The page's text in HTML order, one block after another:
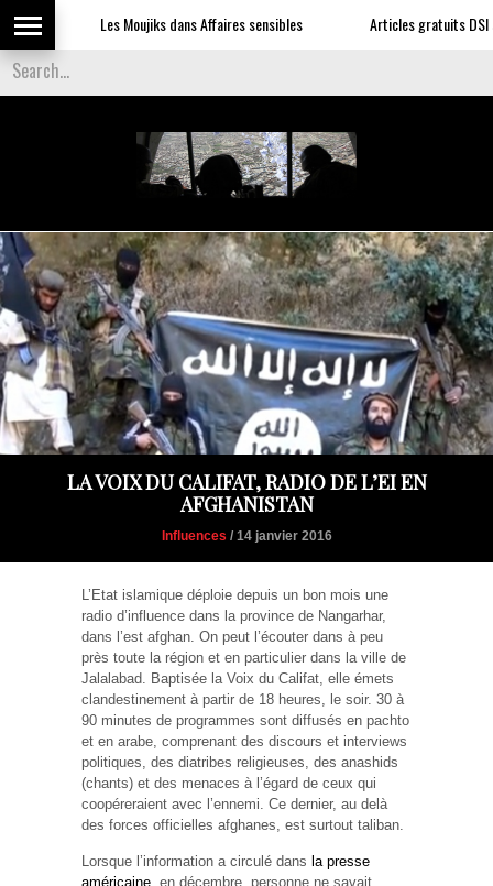
Les Moujiks dans Affaires sensibles Articles gratuits DSI sur
LA VOIX DU CALIFAT, RADIO DE L’EI EN
AFGHANISTAN
Influences / 14 janvier 2016
L’Etat islamique déploie depuis un bon mois une
radio d’influence dans la province de Nangarhar,
dans l’est afghan. On peut l’écouter dans à peu
près toute la région et en particulier dans la ville de
Jalalabad. Baptisée la Voix du Califat, elle émets
clandestinement à partir de 18 heures, le soir. 30 à
90 minutes de programmes sont diffusés en pachto
et en arabe, comprenant des discours et interviews
politiques, des diatribes religieuses, des anashids
(chants) et des menaces à l’égard de ceux qui
coopéreraient avec l’ennemi. Ce dernier, au delà
des forces officielles afghanes, est surtout taliban.
Lorsque l’information a circulé dans la presse
américaine, en décembre, personne ne savait